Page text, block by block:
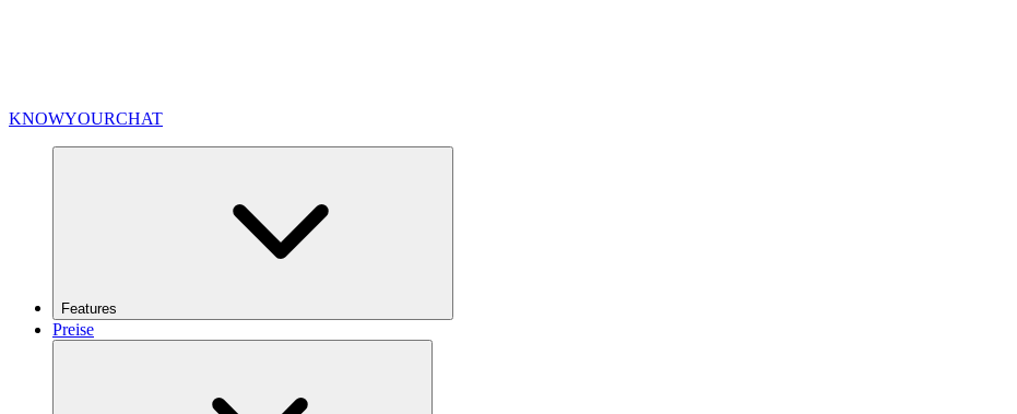
KNOWYOURCHAT
Features
Preise